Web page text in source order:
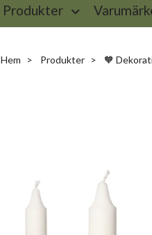
Produkter
Hem Produkter 🧡